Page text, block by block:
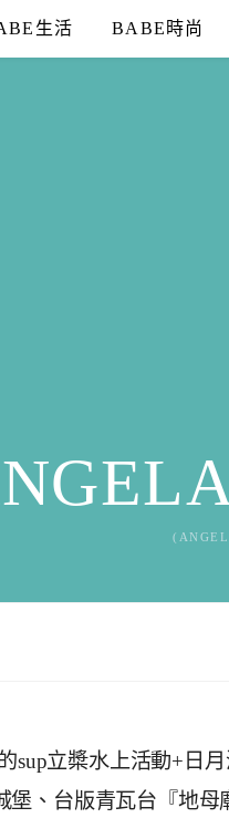
生活 BABE時尚
sup立槳水上活動+日
、台版青瓦台『地母